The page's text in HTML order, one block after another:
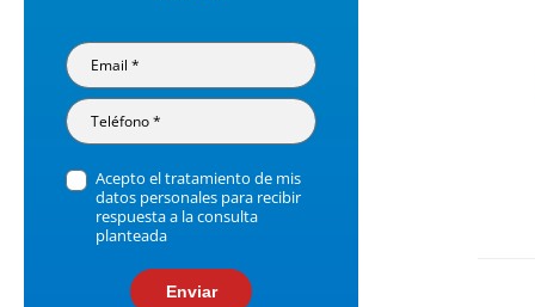
Acepto el tratamiento de mis
datos personales para recibir
respuesta a la consulta
planteada
Enviar